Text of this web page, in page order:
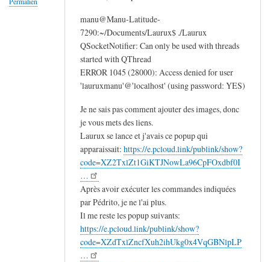
manu@Manu-Latitude-
7290:~/Documents/Laurux$ ./Laurux
QSocketNotifier: Can only be used with threads
started with QThread
ERROR 1045 (28000): Access denied for user
'lauruxmanu'@'localhost' (using password: YES)
Je ne sais pas comment ajouter des images, donc
je vous mets des liens.
Laurux se lance et j'avais ce popup qui
apparaissait: https://e.pcloud.link/publink/show?
code=XZ2TxlZt1GiKTJNowLa96CpFOxdbf0I
…
Après avoir exécuter les commandes indiquées
par Pédrito, je ne l'ai plus.
Il me reste les popup suivants:
https://e.pcloud.link/publink/show?
code=XZdTxlZncfXuh2ihUkg0x4VqGBNlpLP
…